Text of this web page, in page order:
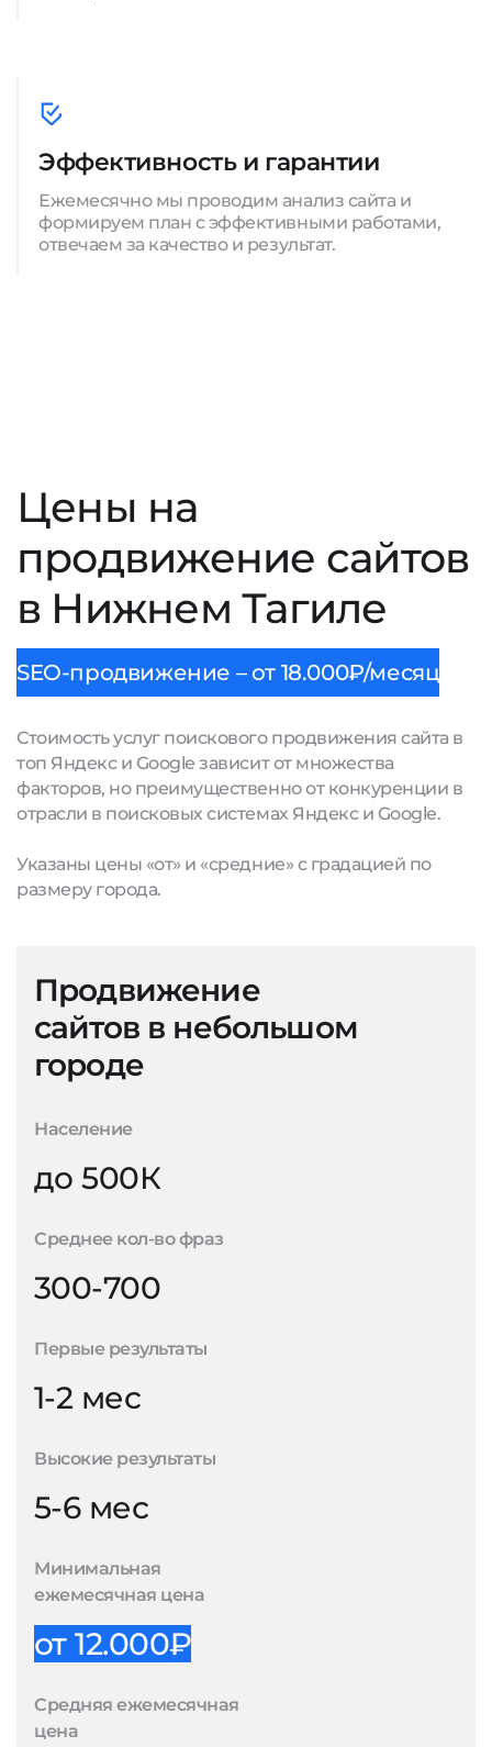
Эффективность и гарантии
Ежемесячно мы проводим анализ сайта и
формируем план с эффективными работами,
отвечаем за качество и результат.
Цены на
продвижение сайтов
в Нижнем Тагиле
SEO-продвижение – от 18.000₽/месяц
Стоимость услуг поискового продвижения сайта в
топ Яндекс и Google зависит от множества
факторов, но преимущественно от конкуренции в
отрасли в поисковых системах Яндекс и Google.
Указаны цены «от» и «средние» с градацией по
размеру города.
Продвижение
сайтов в небольшом
городе
Население
до 500К
Среднее кол-во фраз
300-700
Первые результаты
1-2 мес
Высокие результаты
5-6 мес
Минимальная
ежемесячная цена
от 12.000₽
Средняя ежемесячная
цена